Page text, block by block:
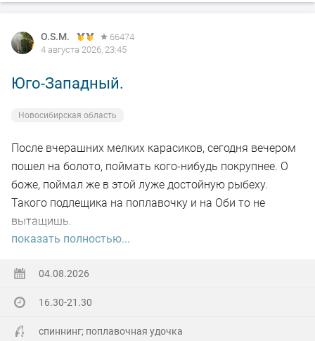
O.S.M.
66474
4 августа 2026, 23:45
Юго-Западный.
Новосибирская область
После вчерашних мелких карасиков, сегодня вечером
пошел на болото, поймать кого-нибудь покрупнее. О
боже, поймал же в этой луже достойную рыбеху.
Такого подлещика на поплавочку и на Оби то не
вытащишь.
поймал.
На заказе еще покидал спиннинг. Поймал 8 наников.
Отпустил, и пошел домой.
показать полностью...
04.08.2026
16.30-21.30
спиннинг; поплавочная удочка